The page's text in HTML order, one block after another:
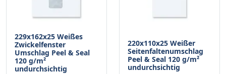
229x162x25 Weißes
Zwickelfenster
Umschlag Peel & Seal
120 g/m²
undurchsichtig
220x110x25 Weißer
Seitenfaltenumschlag
Peel & Seal 120 g/m²
undurchsichtig